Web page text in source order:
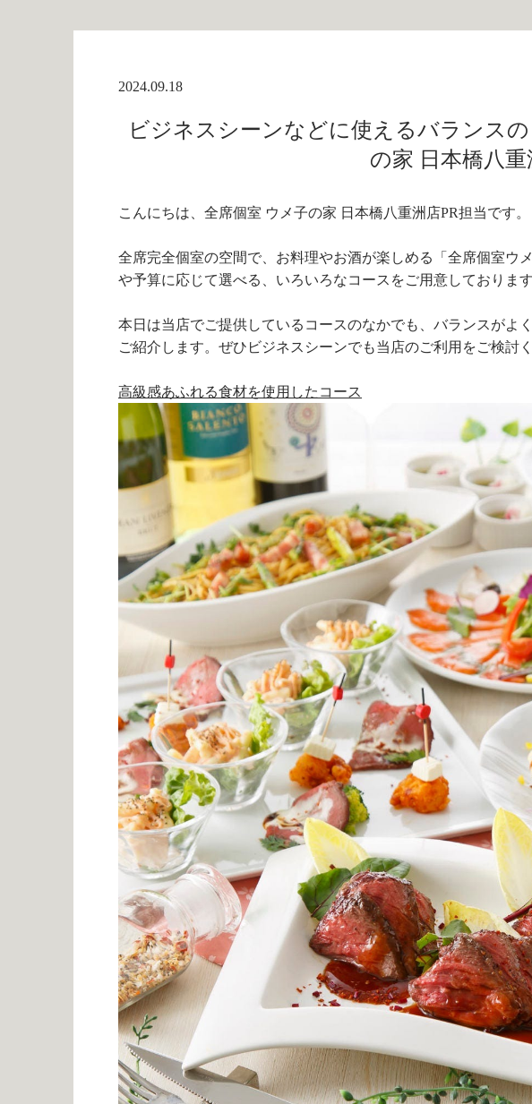
2024.09.18
ビジネスシーンなどに使えるバランス
の家 日本橋八重
こんにちは、全席個室 ウメ子の家 日本橋八重洲店PR担当です。
全席完全個室の空間で、お料理やお酒が楽しめる「全席個室ウ
や予算に応じて選べる、いろいろなコースをご用意しております
本日は当店でご提供しているコースのなかでも、バランスがよ
ご紹介します。ぜひビジネスシーンでも当店のご利用をご検討く
高級感あふれる食材を使用したコース